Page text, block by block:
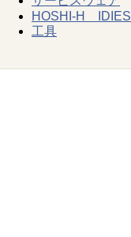
HOSHI-H IDIES
工具